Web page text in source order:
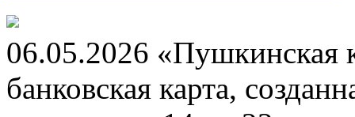
06.05.2026 «Пушкинская
банковская карта,